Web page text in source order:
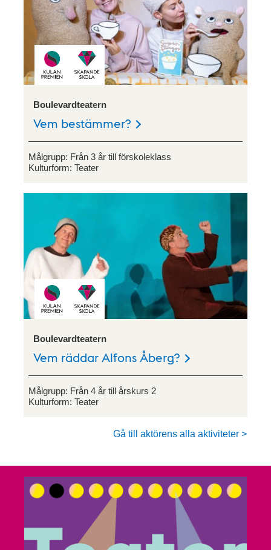
Boulevardteatern
Vem bestämmer?
Målgrupp: Från 3 år till förskoleklass
Kulturform: Teater
Boulevardteatern
Vem räddar Alfons Åberg?
Målgrupp: Från 4 år till årskurs 2
Kulturform: Teater
Gå till aktörens alla aktiviteter >